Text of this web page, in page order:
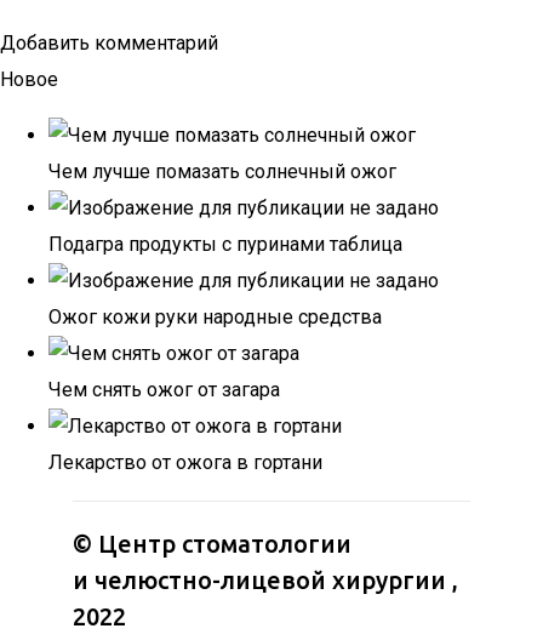
Добавить комментарий
Новое
Чем лучше помазать солнечный ожог
Подагра продукты с пуринами таблица
Ожог кожи руки народные средства
Чем снять ожог от загара
Лекарство от ожога в гортани
© Центр стоматологии
и челюстно-лицевой хирургии ,
2022